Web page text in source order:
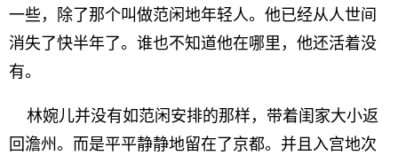
一些，除了那个叫做范闲地年轻人。他已经从人世间
消失了快半年了。谁也不知道他在哪里，他还活着没
有。
林婉儿并没有如范闲安排的那样，带着闺家大小返
回澹州。而是平平静静地留在了京都。并且入宫地次